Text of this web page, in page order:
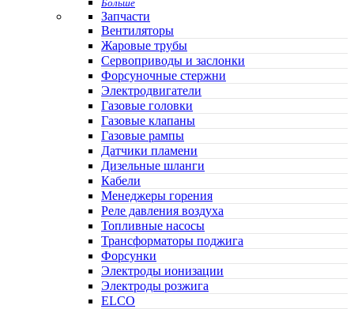
Больше
Запчасти
Вентиляторы
Жаровые трубы
Сервоприводы и заслонки
Форсуночные стержни
Электродвигатели
Газовые головки
Газовые клапаны
Газовые рампы
Датчики пламени
Дизельные шланги
Кабели
Менеджеры горения
Реле давления воздуха
Топливные насосы
Трансформаторы поджига
Форсунки
Электроды ионизации
Электроды розжига
ELCO